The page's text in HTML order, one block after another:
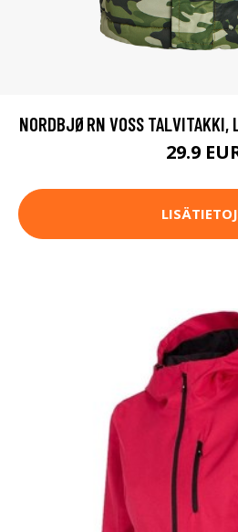
NORDBJØRN VOSS TALVITAKKI,
29.9